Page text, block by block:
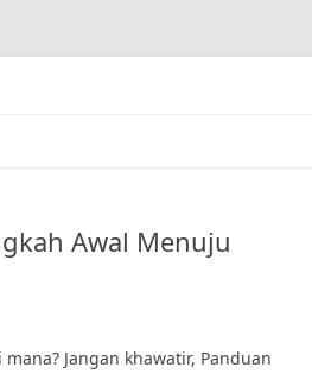
Awal Menuju
Jangan khawatir, Panduan